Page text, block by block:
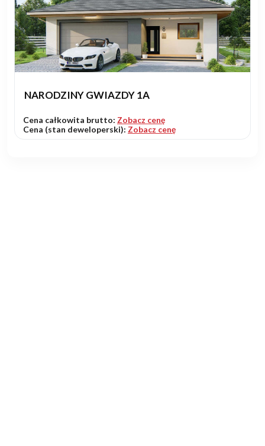
NARODZINY GWIAZDY 1A
Cena całkowita brutto: Zobacz cenę
Cena (stan deweloperski): Zobacz cenę